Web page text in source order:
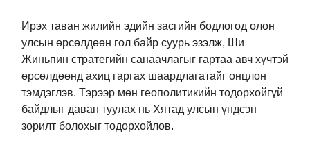
Ирэх таван жилийн эдийн засгийн бодлогод олон
улсын өрсөлдөөн гол байр суурь эзэлж, Ши
Жиньпин стратегийн санаачлагыг гартаа авч хүчтэй
өрсөлдөөнд ахиц гаргах шаардлагатайг онцлон
тэмдэглэв. Тэрээр мөн геополитикийн тодорхойгүй
байдлыг даван туулах нь Хятад улсын үндсэн
зорилт болохыг тодорхойлов.